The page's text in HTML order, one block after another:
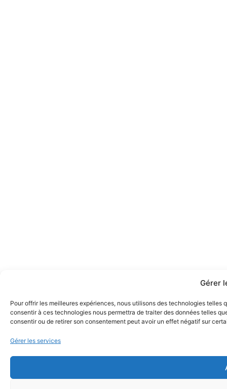
Gérer
Pour offrir les meilleures expériences, nous utilisons des technologies
consentir à ces technologies nous permettra de traiter des données telles
consentir ou de retirer son consentement peut avoir un effet négatif sur
Gérer les services